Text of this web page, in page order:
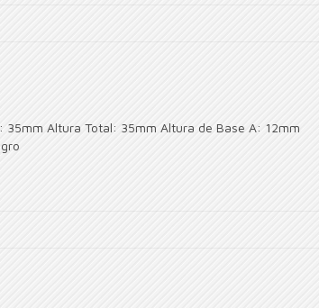
Altura Total: 35mm Altura de Base A: 12mm